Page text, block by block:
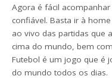
Agora é fácil
confiável. Basta ir à
ao vivo das partidas que
cima do mundo, bem
Futebol é um jogo que é
do mundo todos os dias.